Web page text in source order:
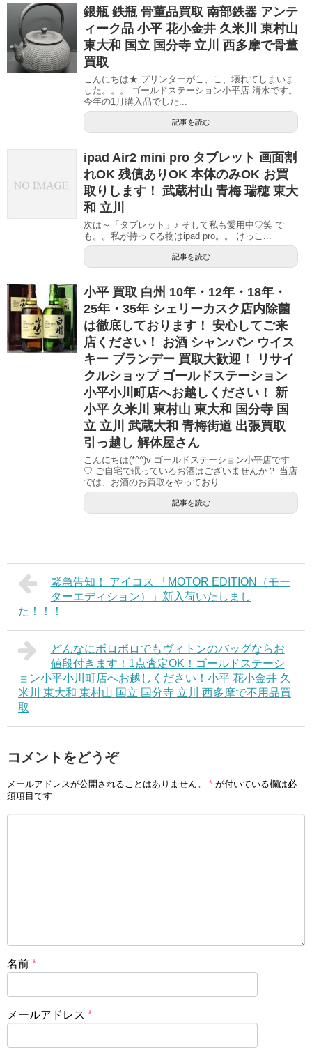
銀瓶 鉄瓶 骨董品買取 南部鉄器 アンテ
ィーク品 小平 花小金井 久米川 東村山
東大和 国立 国分寺 立川 西多摩で骨董
買取
こんにちは★ プリンターがこ、こ、壊れてしまいま
した。。。 ゴールドステーション小平店 清水です。
今年の1月購入品でした...
記事を読む
ipad Air2 mini pro タブレット 画面割
れOK 残債ありOK 本体のみOK お買
取りします！ 武蔵村山 青梅 瑞穂 東大
和 立川
次は～「タブレット」♪ そして私も愛用中♡笑 で
も。。私が持ってる物はipad pro。。 けっこ...
記事を読む
小平 買取 白州 10年・12年・18年・
25年・35年 シェリーカスク店内除菌
は徹底しております！ 安心してご来
店ください！ お酒 シャンパン ウイス
キー ブランデー 買取大歓迎！ リサイ
クルショップ ゴールドステーション
小平小川町店へお越しください！ 新
小平 久米川 東村山 東大和 国分寺 国
立 立川 武蔵大和 青梅街道 出張買取
引っ越し 解体屋さん
こんにちは(*^^)v ゴールドステーション小平店です
♡ ご自宅で眠っているお酒はございませんか？ 当店
では、お酒のお買取をやっており...
記事を読む
緊急告知！ アイコス 「MOTOR EDITION（モー
ターエディション）」新入荷いたしまし
た！！！
どんなにボロボロでもヴィトンのバッグならお
値段付きます！1点査定OK！ゴールドステーシ
ョン小平小川町店へお越しください！小平 花小金井 久
米川 東大和 東村山 国立 国分寺 立川 西多摩で不用品買
取
コメントをどうぞ
メールアドレスが公開されることはありません。 * が付いている欄は必
須項目です
名前 *
メールアドレス *